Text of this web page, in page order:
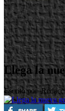
Llega la
Escrito por